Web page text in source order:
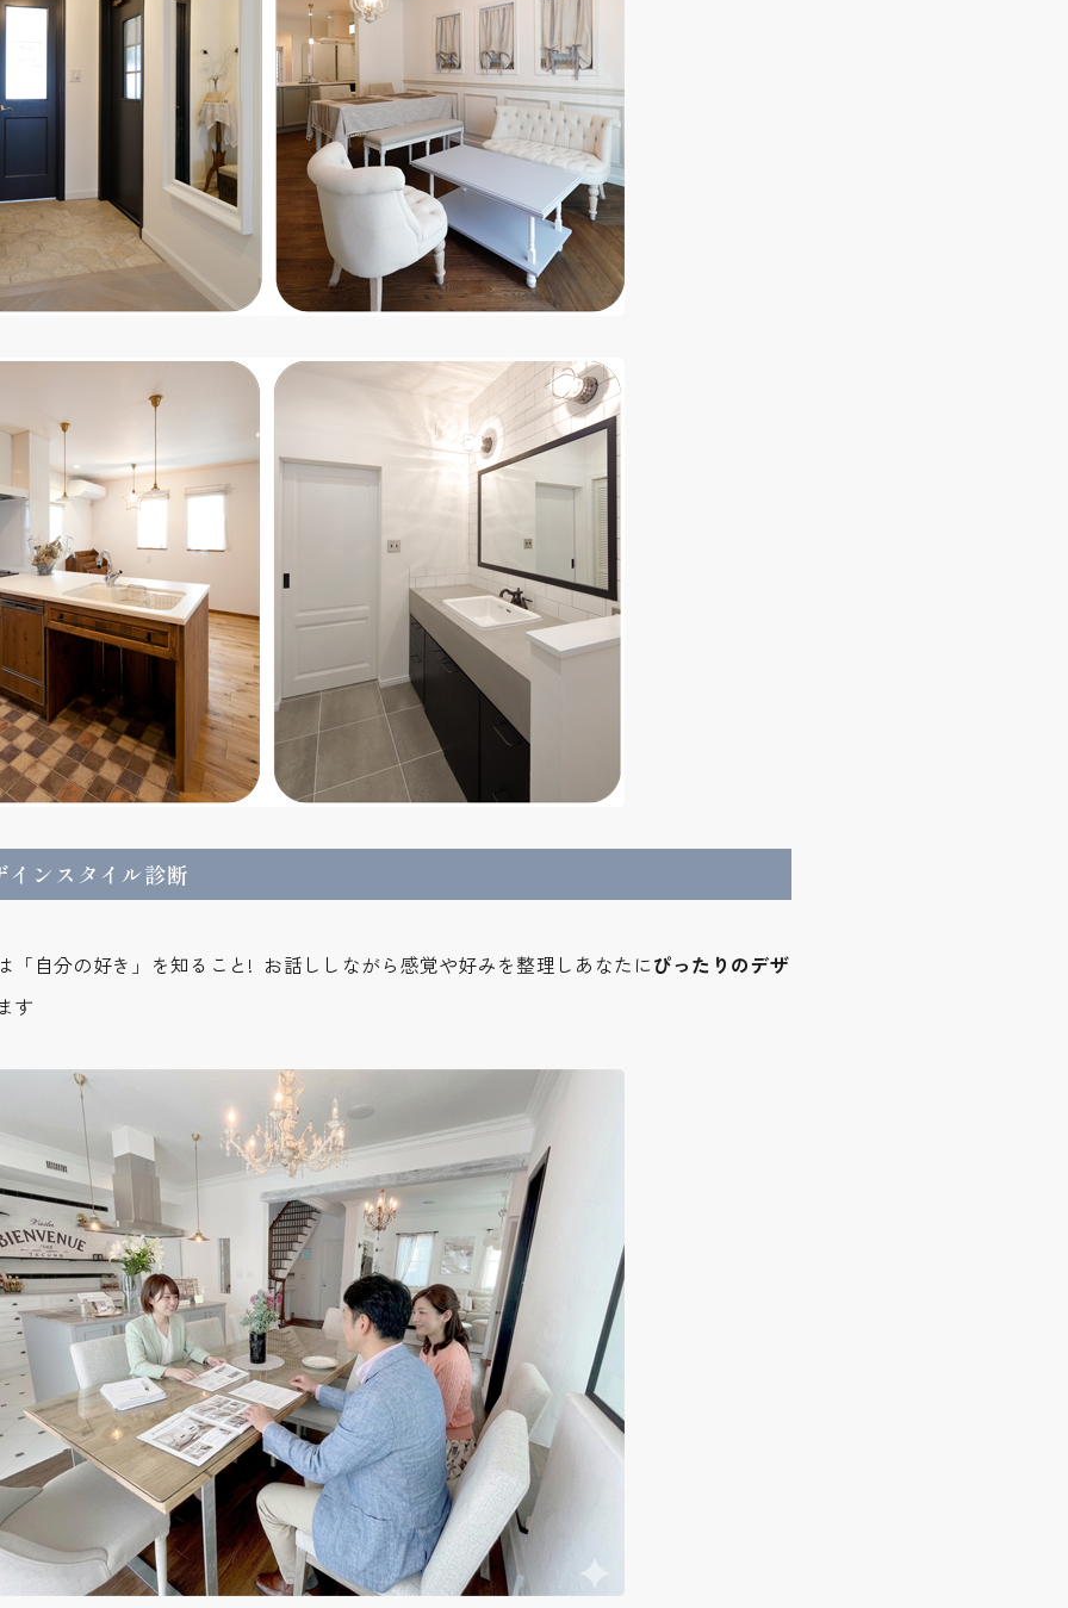
ンスタイル診断
「自分の好き」を知ること! お話ししながら感覚や好みを整理しあなたにぴったりのデザ
す